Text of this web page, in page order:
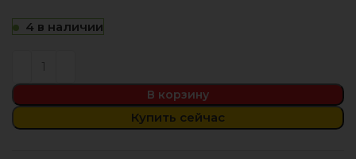
4 в наличии
В корзину
Купить сейчас